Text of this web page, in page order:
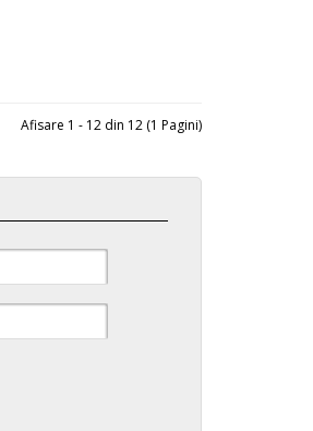
Afisare 1 - 12 din 12 (1 Pagini)